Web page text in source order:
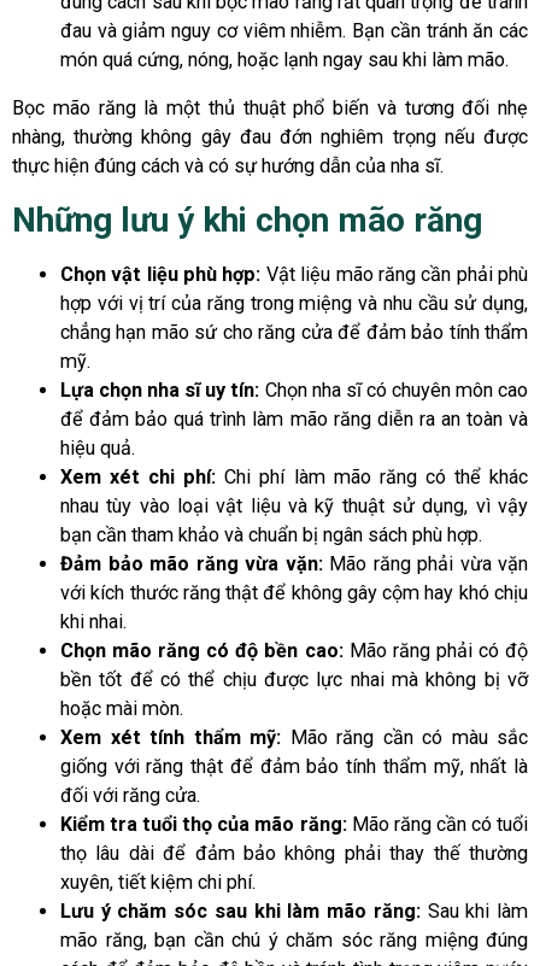
đau và giảm nguy cơ viêm nhiễm. Bạn cần tránh ăn các
món quá cứng, nóng, hoặc lạnh ngay sau khi làm mão.
Bọc mão răng là một thủ thuật phổ biến và tương đối nhẹ
nhàng, thường không gây đau đớn nghiêm trọng nếu được
thực hiện đúng cách và có sự hướng dẫn của nha sĩ.
Những lưu ý khi chọn mão răng
Chọn vật liệu phù hợp: Vật liệu mão răng cần phải phù
hợp với vị trí của răng trong miệng và nhu cầu sử dụng,
chẳng hạn mão sứ cho răng cửa để đảm bảo tính thẩm
mỹ.
Lựa chọn nha sĩ uy tín: Chọn nha sĩ có chuyên môn cao
để đảm bảo quá trình làm mão răng diễn ra an toàn và
hiệu quả.
Xem xét chi phí: Chi phí làm mão răng có thể khác
nhau tùy vào loại vật liệu và kỹ thuật sử dụng, vì vậy
bạn cần tham khảo và chuẩn bị ngân sách phù hợp.
Đảm bảo mão răng vừa vặn:Mão răng phải vừa vặn
với kích thước răng thật để không gây cộm hay khó chịu
khi nhai.
Chọn mão răng có độ bền cao:Mão răng phải có độ
bền tốt để có thể chịu được lực nhai mà không bị vỡ
hoặc mài mòn.
Xem xét tính thẩm mỹ: Mão răng cần có màu sắc
giống với răng thật để đảm bảo tính thẩm mỹ, nhất là
đối với răng cửa.
Kiểm tra tuổi thọ của mão răng:Mão răng cần có tuổi
thọ lâu dài để đảm bảo không phải thay thế thường
xuyên, tiết kiệm chi phí.
Lưu ý chăm sóc sau khi làm mão răng:Sau khi làm
mão răng, bạn cần chú ý chăm sóc răng miệng đúng